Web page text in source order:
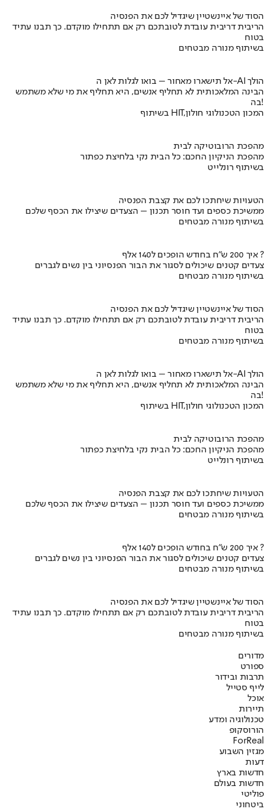
הסוד של איינשטיין שיגדיל לכם את הפנסיה
הריבית דריבית עובדת לטובתכם רק אם תתחילו מוקדם. כך תבנו עתיד
בטוח
בשיתוף מנורה מבטחים
אל תישארו מאחור – בואו לגלות לאן ה-AI הולך
הבינה המלאכותית לא תחליף אנשים, היא תחליף את מי שלא משתמש
בה!
בשיתוף HIT,המכון הטכנולוגי חולון
מהפכת הרובוטיקה לבית
מהפכת הניקיון החכם: כל הבית נקי בלחיצת כפתור
בשיתוף רונלייט
הטעויות שיחתכו לכם את קצבת הפנסיה
ממשיכת כספים ועד חוסר תכנון – הצעדים שיצילו את הכסף שלכם
בשיתוף מנורה מבטחים
איך 200 ש"ח בחודש הופכים ל140 אלף ?
צעדים קטנים שיכולים לסגור את הבור הפנסיוני בין נשים לגברים
בשיתוף מנורה מבטחים
הסוד של איינשטיין שיגדיל לכם את הפנסיה
הריבית דריבית עובדת לטובתכם רק אם תתחילו מוקדם. כך תבנו עתיד
בטוח
בשיתוף מנורה מבטחים
אל תישארו מאחור – בואו לגלות לאן ה-AI הולך
הבינה המלאכותית לא תחליף אנשים, היא תחליף את מי שלא משתמש
בה!
בשיתוף HIT,המכון הטכנולוגי חולון
מהפכת הרובוטיקה לבית
מהפכת הניקיון החכם: כל הבית נקי בלחיצת כפתור
בשיתוף רונלייט
הטעויות שיחתכו לכם את קצבת הפנסיה
ממשיכת כספים ועד חוסר תכנון – הצעדים שיצילו את הכסף שלכם
בשיתוף מנורה מבטחים
איך 200 ש"ח בחודש הופכים ל140 אלף ?
צעדים קטנים שיכולים לסגור את הבור הפנסיוני בין נשים לגברים
בשיתוף מנורה מבטחים
הסוד של איינשטיין שיגדיל לכם את הפנסיה
הריבית דריבית עובדת לטובתכם רק אם תתחילו מוקדם. כך תבנו עתיד
בטוח
בשיתוף מנורה מבטחים
מדורים
ספורט
תרבות ובידור
לייף סטייל
אוכל
תיירות
טכנולוגיה ומדע
הורוסקופ
ForReal
מגזין השבוע
דעות
חדשות בארץ
חדשות בעולם
פוליטי
ביטחוני